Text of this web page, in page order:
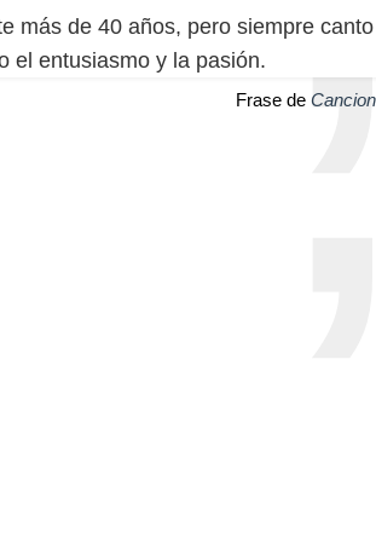
más de 40 años, pero siempre
el entusiasmo y la pasión.
Frase de